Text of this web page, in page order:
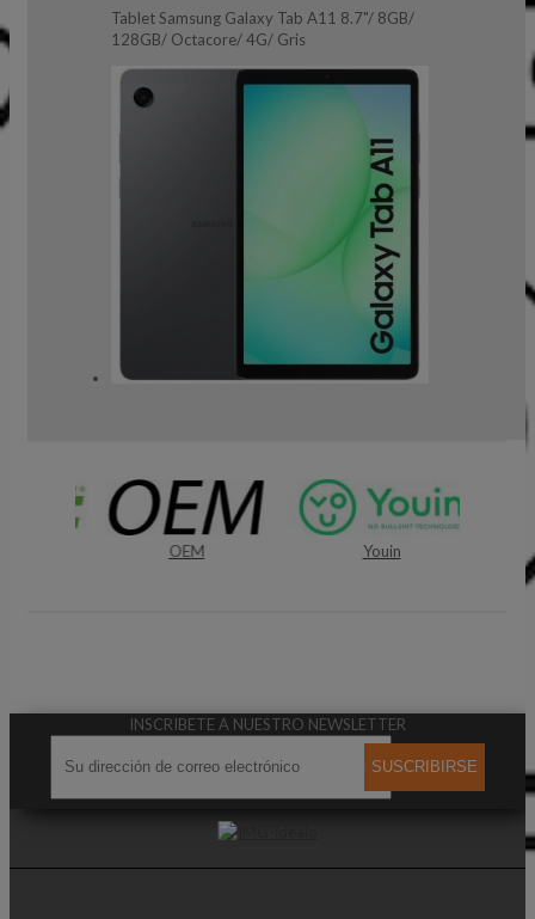
Tablet Samsung Galaxy Tab A11 8.7"/ 8GB/
128GB/ Octacore/ 4G/ Gris
OEM Youin
INSCRIBETE A NUESTRO NEWSLETTER
SUSCRIBIRSE